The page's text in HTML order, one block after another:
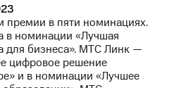
премии в пяти номинациях.
в номинации «Лучшая
для бизнеса». МТС Линк —
цифровое решение
и в номинации «Лучшее